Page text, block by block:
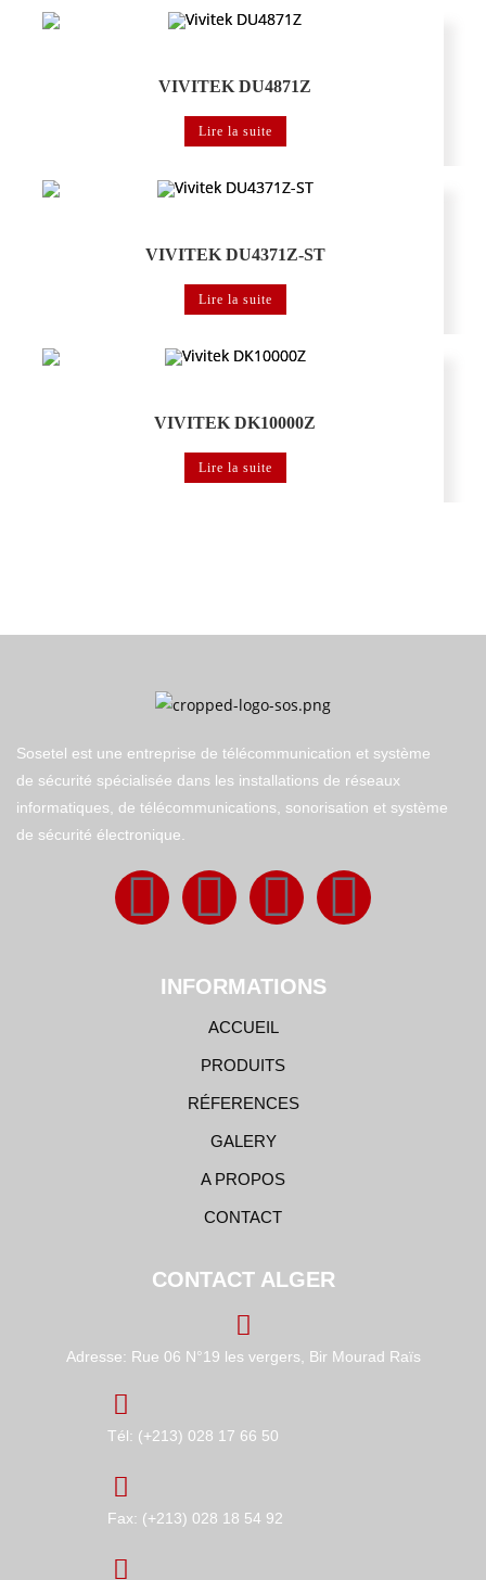
VIVITEK DU4871Z
Lire la suite
VIVITEK DU4371Z-ST
Lire la suite
VIVITEK DK10000Z
Lire la suite
Sosetel est une entreprise de télécommunication et système
de sécurité spécialisée dans les installations de réseaux
informatiques, de télécommunications, sonorisation et système
de sécurité électronique.
INFORMATIONS
ACCUEIL
PRODUITS
RÉFERENCES
GALERY
A PROPOS
CONTACT
CONTACT ALGER
Adresse: Rue 06 N°19 les vergers, Bir Mourad Raïs
Tél: (+213) 028 17 66 50
Fax: (+213) 028 18 54 92